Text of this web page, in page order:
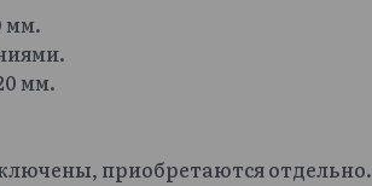
мм.
мм.
приобретаются отдельно.